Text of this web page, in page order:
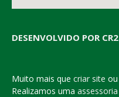
DESENVOLVIDO POR CR2
Muito mais que criar site ou
Realizamos uma assessoria